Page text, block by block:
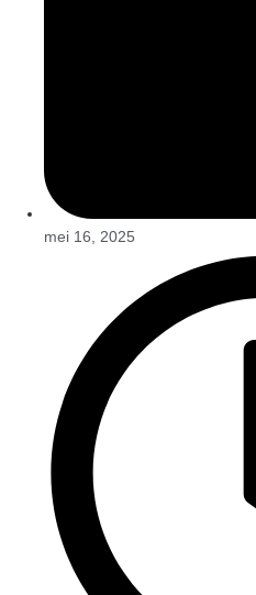
mei 16, 2025